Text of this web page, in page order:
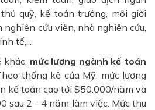
quỹ, kế toán trưởng, môi giới
cứu viên, nhà nghiên cứu,
tế,...
mức lương ngành kế toán
thống kê của Mỹ, mức lương
kế toán cao tới $50.000/năm và
sau 2 - 4 năm làm việc. Mức thu